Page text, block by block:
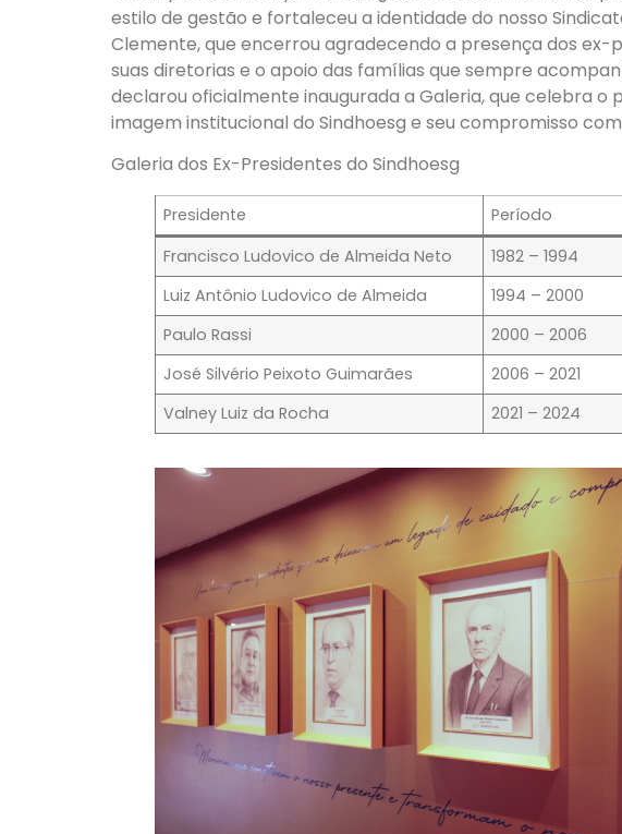
estilo de gestão e fortaleceu a identidade do nosso
Clemente, que encerrou agradecendo a presença dos ex-
suas diretorias e o apoio das famílias que sempre
declarou oficialmente inaugurada a Galeria, que celebra o
imagem institucional do Sindhoesg e seu compromisso
Galeria dos Ex-Presidentes do Sindhoesg
Presidente
Período
Francisco Ludovico de Almeida Neto
1982 – 1994
Luiz Antônio Ludovico de Almeida
1994 – 2000
Paulo Rassi
2000 – 2006
José Silvério Peixoto Guimarães
2006 – 2021
Valney Luiz da Rocha
2021 – 2024